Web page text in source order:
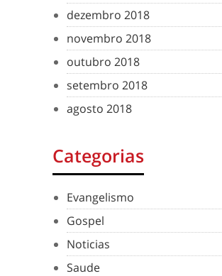
dezembro 2018
novembro 2018
outubro 2018
setembro 2018
agosto 2018
Categorias
Evangelismo
Gospel
Noticias
Saude